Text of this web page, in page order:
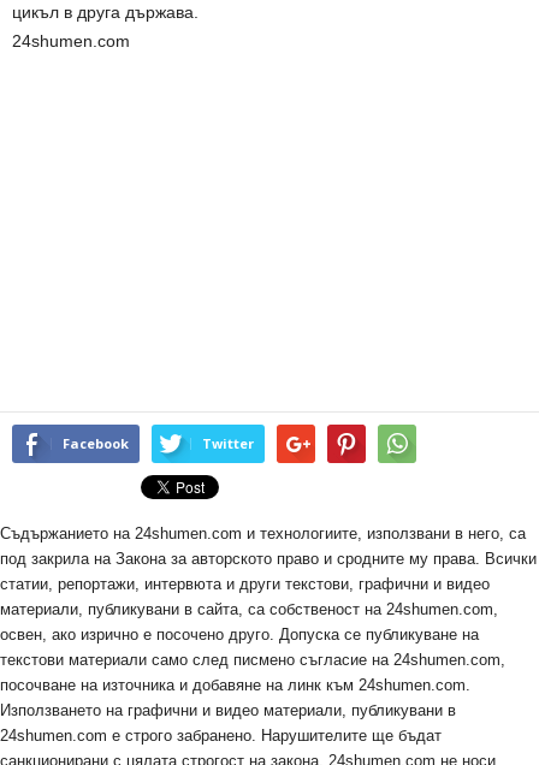
цикъл в друга държава.
24shumen.com
Facebook Twitter
Съдържанието на 24shumen.com и технологиите, използвани в него, са
под закрила на Закона за авторското право и сродните му права. Всички
статии, репортажи, интервюта и други текстови, графични и видео
материали, публикувани в сайта, са собственост на 24shumen.com,
освен, ако изрично е посочено друго. Допуска се публикуване на
текстови материали само след писмено съгласие на 24shumen.com,
посочване на източника и добавяне на линк към 24shumen.com.
Използването на графични и видео материали, публикувани в
24shumen.com е строго забранено. Нарушителите ще бъдат
санкционирани с цялата строгост на закона. 24shumen.com не носи